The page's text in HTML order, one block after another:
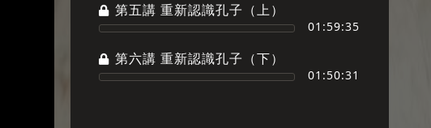
第五講 重新認識孔子（上）
01:59:35
第六講 重新認識孔子（下）
01:50:31